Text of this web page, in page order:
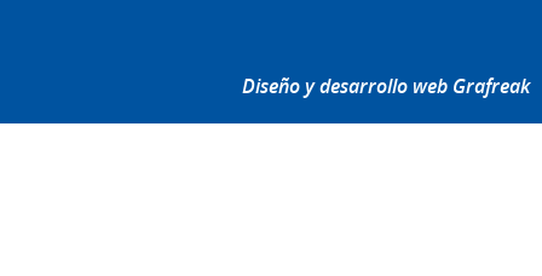
Diseño y desarrollo web Grafreak